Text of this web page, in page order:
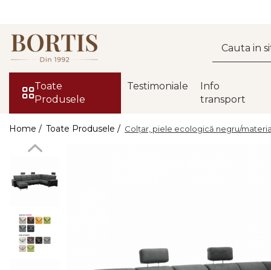
Toate Produsele
Fotolii balansoar/relaxante
Canapele
Comode
Comode stil clasic/rustic
Fotolii extensibile
Masute de cafea
Toate
Produsele
Testimoniale
Info
transport
Home / Toate Produsele / Colţar, piele ecologică negru/